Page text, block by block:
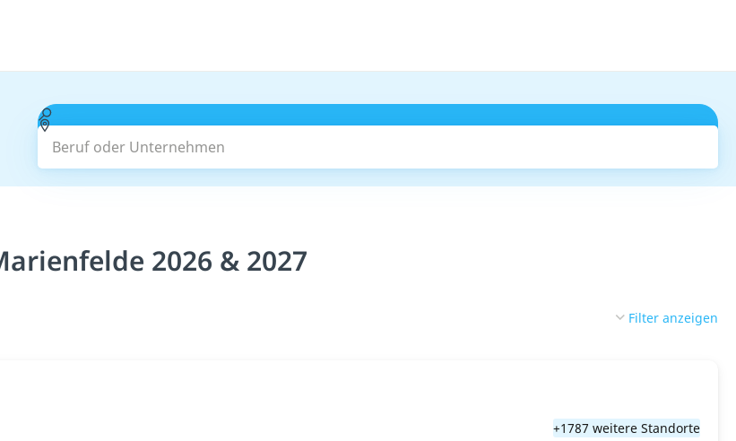
Beruf oder Unternehmen
2026 & 2027
Filter anzeigen
+1787 weitere Standorte